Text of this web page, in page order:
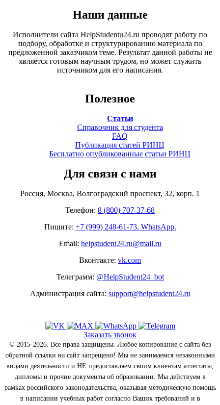
Наши данные
Исполнители сайта HelpStudentu24.ru проводят работу по
подбору, обработке и структурированию материала по
предложенной заказчиком теме. Результат данной работы не
является готовым научным трудом, но может служить
источником для его написания.
Полезное
Статьи
Справочник для студента
FAQ
Публикация статей РИНЦ
Бесплатно опубликованные статьи РИНЦ
Для связи с нами
Россия, Москва, Волгоградский проспект, 32, корп. 1
Телефон: 8 (800) 707-37-68
Пишите: +7 (999) 248-61-73. WhatsApp.
Email: helpstudent24.ru@mail.ru
Вконтакте: vk.com
Телеграмм: @HelpStudent24_bot
Администрация сайта: support@helpstudent24.ru
Заказать звонок
© 2015-2026. Все права защищены. Любое копирование с сайта без
обратной ссылки на сайт запрещено! Мы не занимаемся незаконными
видами деятельности и НЕ предоставляем своим клиентам аттестаты,
дипломы и прочие документы об образовании. Мы действуем в
рамках российского законодательства, оказывая методическую помощь
в написании учебных работ согласно Ваших требований и в